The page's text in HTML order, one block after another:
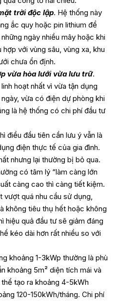
trời độc lập. Hệ thống này
ắc quy hoặc pin lithium để
ngày nhiều mây hoặc khi
với vùng sâu, vùng xa, khu
chưa ổn định.
vừa hòa lưới vừa lưu trữ.
hoạt nhất vì vừa tận dụng
vừa có điện dự phòng khi
là hệ thống có chi phí đầu tư
điều đầu tiên cần lưu ý vẫn là
điện thực tế của gia đình.
nhưng lại thường bị bỏ qua.
có tâm lý “làm càng lớn
càng cao thì càng tiết kiệm.
vượt quá nhu cầu sử dụng,
không tiêu thụ hết hoặc không
hiệu quả đầu tư sẽ giảm đáng
kéo dài hơn rất nhiều so với
khoảng 1-3kWp thường là phù
khoảng 5m² diện tích mái và
tạo ra khoảng 4-5kWh
120-150kWh/tháng. Chi phí